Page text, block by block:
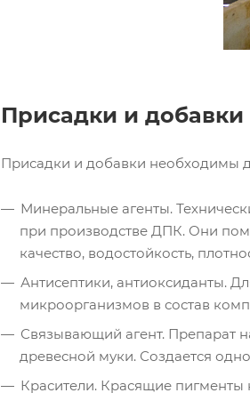
Присадки и добавки
Присадки и добавки необходимы
Минеральные агенты.
при производстве ДПК. Они
качество, водостойкость,
Антисептики, антиоксиданты.
микроорганизмов в состав
Связывающий агент. Препарат
древесной муки. Создается
Красители. Красящие